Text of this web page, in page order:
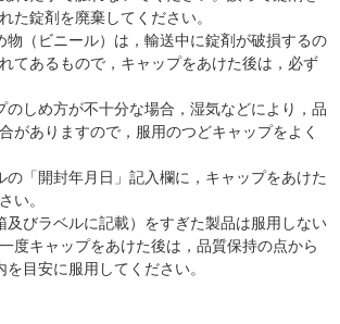
た錠剤を廃棄してください。
物（ビニール）は，輸送中に錠剤が破損するの
てあるもので，キャップをあけた後は，必ず
のしめ方が不十分な場合，湿気などにより，品
がありますので，服用のつどキャップをよく
の「開封年月日」記入欄に，キャップをあけた
い。
及びラベルに記載）をすぎた製品は服用しない
度キャップをあけた後は，品質保持の点から
目安に服用してください。